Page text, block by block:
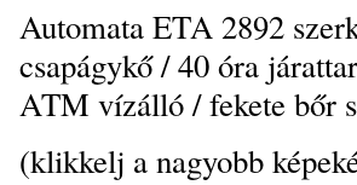
Automata ETA 2892
csapágykő / 40 óra
ATM vízálló / fekete bőr
(klikkelj a nagyobb